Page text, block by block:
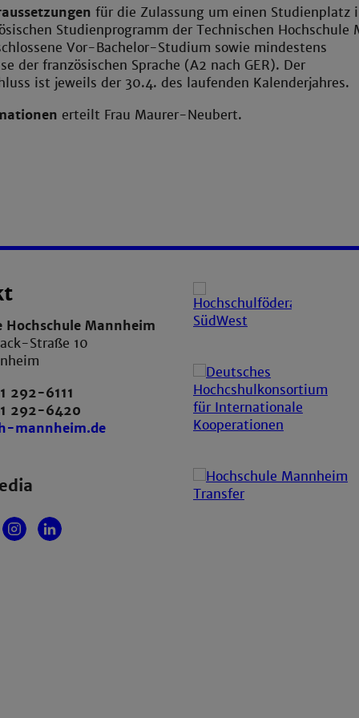
für die Zulassung um einen Studienplatz
Studienprogramm der Technischen Hochschule
Vor-Bachelor-Studium sowie mindestens
der französischen Sprache (A2 nach GER). Der
ist jeweils der 30.4. des laufenden Kalenderjahres.
erteilt Frau Maurer-Neubert.
Hochschule Mannheim
Straße 10
292-6111
292-6420
mannheim.de